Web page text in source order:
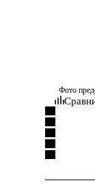
Фото